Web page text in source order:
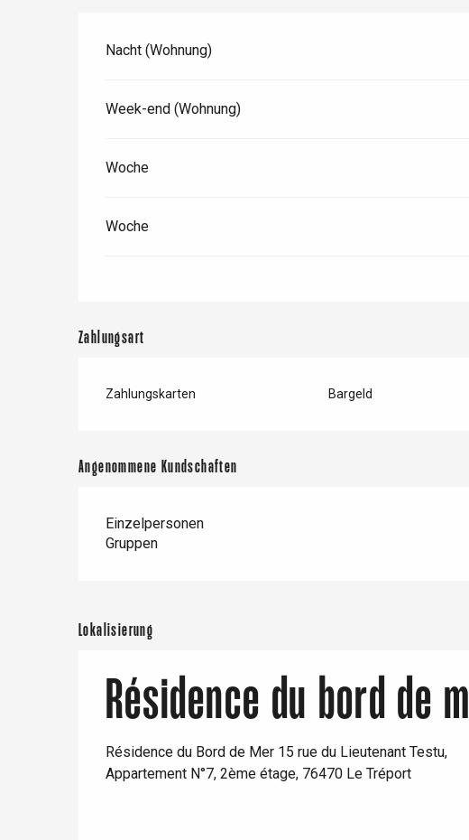
Nacht (Wohnung)
Week-end (Wohnung)
Woche
Woche
Zahlungsart
Zahlungskarten Bargeld
Angenommene Kundschaften
Einzelpersonen
Gruppen
Lokalisierung
Résidence du bord de
Résidence du Bord de Mer 15 rue du Lieutenant Testu,
Appartement N°7, 2ème étage, 76470 Le Tréport